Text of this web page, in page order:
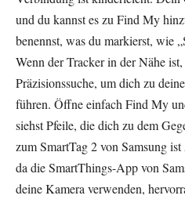
und du kannst es zu Find My
benennst, was du markierst, wie
Wenn der Tracker in der Nähe
Präzisionssuche, um dich zu
führen. Öffne einfach Find My
siehst Pfeile, die dich zu dem
zum SmartTag 2 von Samsung
da die SmartThings-App von
deine Kamera verwenden,